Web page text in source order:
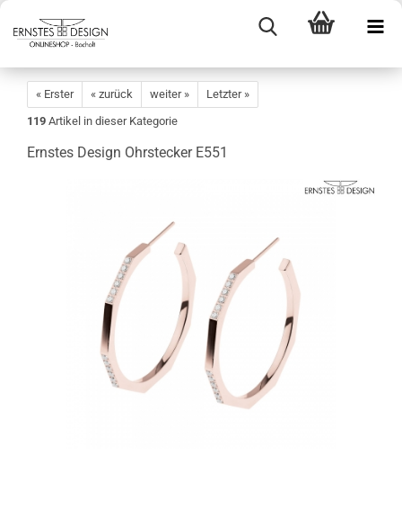
« Erster « zurück weiter »
Letzter »
119 Artikel in dieser Kategorie
Ernstes Design Ohrstecker E551